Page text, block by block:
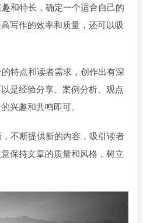
和特长，确定一个适合自己的
写作的效率和质量，还可以吸
特点和读者需求，创作出有深
是经验分享、案例分析、观点
兴趣和共鸣即可。
不断提供新的内容，吸引读者
保持文章的质量和风格，树立